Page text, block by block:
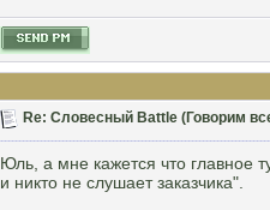
Re: Словесный Battle (Говорим
Юль, а мне кажется что главное
и никто не слушает заказчика".